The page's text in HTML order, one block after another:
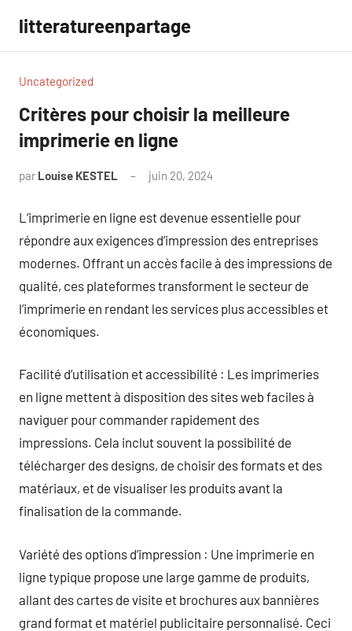
contenu
litteratureenpartage
Uncategorized
Critères pour choisir la meilleure
imprimerie en ligne
par Louise KESTEL juin 20, 2024
L’imprimerie en ligne est devenue essentielle pour
répondre aux exigences d’impression des entreprises
modernes. Offrant un accès facile à des impressions de
qualité, ces plateformes transforment le secteur de
l’imprimerie en rendant les services plus accessibles et
économiques.
Facilité d’utilisation et accessibilité : Les imprimeries
en ligne mettent à disposition des sites web faciles à
naviguer pour commander rapidement des
impressions. Cela inclut souvent la possibilité de
télécharger des designs, de choisir des formats et des
matériaux, et de visualiser les produits avant la
finalisation de la commande.
Variété des options d’impression : Une imprimerie en
ligne typique propose une large gamme de produits,
allant des cartes de visite et brochures aux bannières
grand format et matériel publicitaire personnalisé. Ceci